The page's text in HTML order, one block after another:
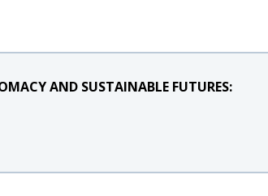
AND SUSTAINABLE FUTURES: